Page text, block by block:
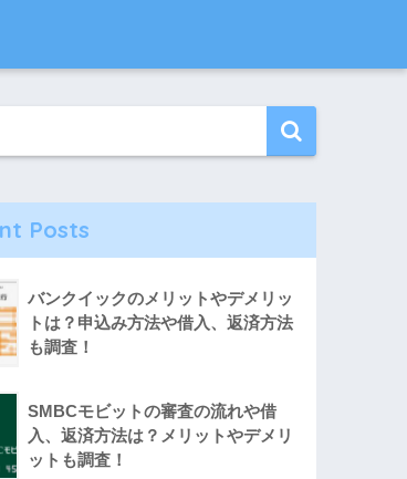
Posts
バンクイックのメリットやデメリッ
トは？申込み方法や借入、返済方法
も調査！
SMBCモビットの審査の流れや借
入、返済方法は？メリットやデメリ
ットも調査！